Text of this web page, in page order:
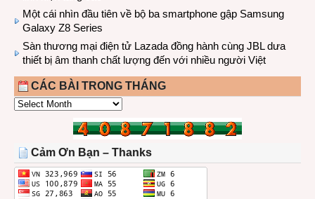
Một cái nhìn đầu tiên về bộ ba smartphone gập Samsung
Galaxy Z8 Series
Sàn thương mại điện tử Lazada đồng hành cùng JBL dưa
thiết bị âm thanh chất lượng đến với nhiều người Việt
CÁC BÀI TRONG THÁNG
CÁC
THÁNG
Cảm Ơn Bạn – Thanks